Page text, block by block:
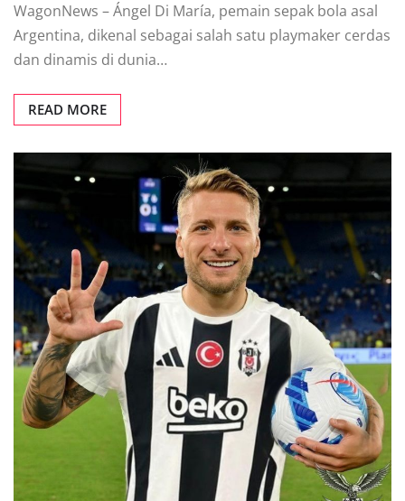
WagonNews – Ángel Di María, pemain sepak bola asal
Argentina, dikenal sebagai salah satu playmaker cerdas
dan dinamis di dunia…
READ MORE